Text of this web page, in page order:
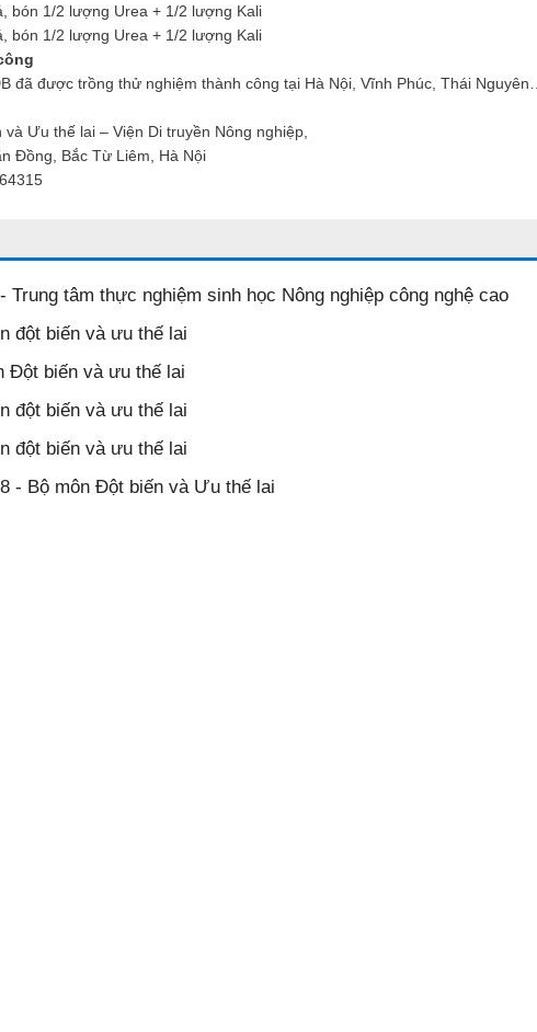
bón 1/2 lượng Urea + 1/2 lượng Kali
bón 1/2 lượng Urea + 1/2 lượng Kali
đã được trồng thử nghiệm thành công tại Hà Nội, Vĩnh Phúc, Thái Nguyên…
lai – Viện Di truyền Nông nghiệp,
Bắc Từ Liêm, Hà Nội
Trung tâm thực nghiệm sinh học Nông nghiệp công nghệ cao
đột biến và ưu thế lai
Đột biến và ưu thế lai
đột biến và ưu thế lai
đột biến và ưu thế lai
- Bộ môn Đột biến và Ưu thế lai